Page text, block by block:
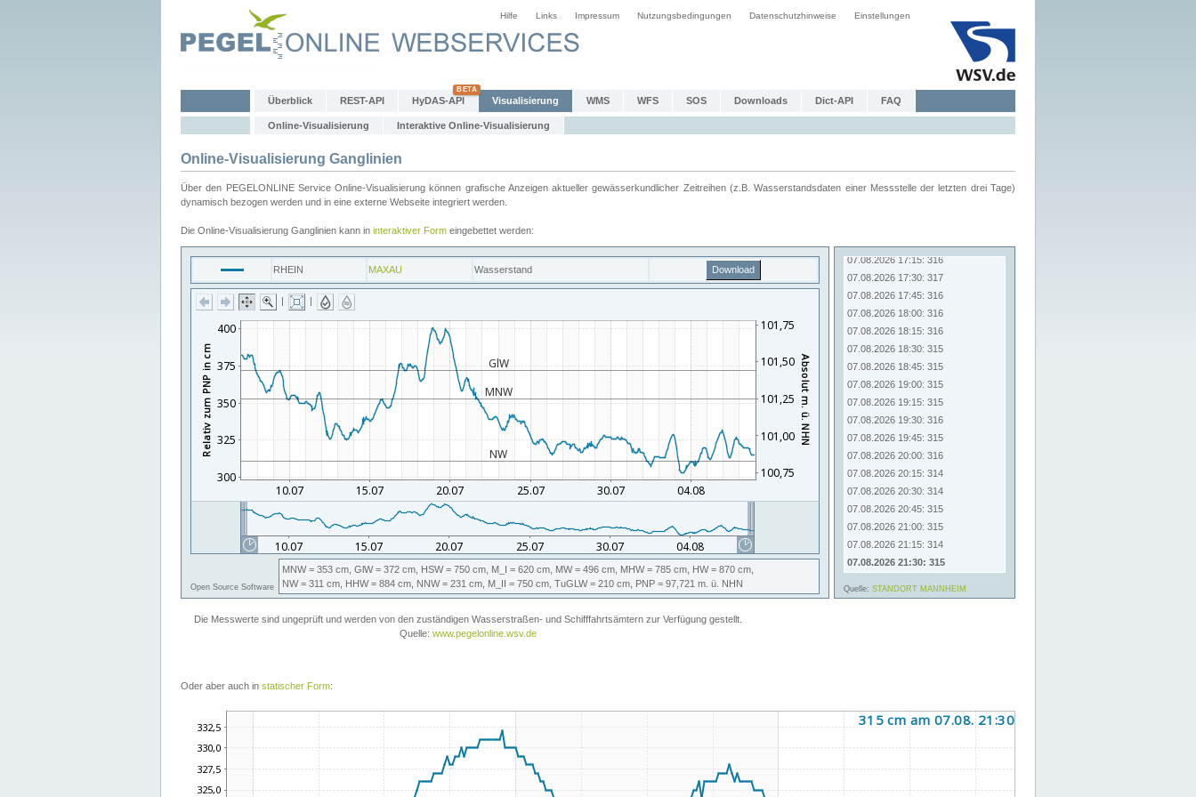
Hilfe Links Impressum Nutzungsbedingungen Datenschutzhinweise Einstellungen
Überblick REST-API HyDAS-API Visualisierung WMS WFS SOS Downloads Dict-API FAQ
Online-Visualisierung Interaktive Online-Visualisierung
Online-Visualisierung Ganglinien
Über den PEGELONLINE Service Online-Visualisierung können grafische Anzeigen aktueller gewässerkundlicher Zeitreihen (z.B. Wasserstandsdaten einer Messstelle der letzten drei Tage)
dynamisch bezogen werden und in eine externe Webseite integriert werden.
Die Online-Visualisierung Ganglinien kann in interaktiver Form eingebettet werden:
Oder aber auch in statischer Form: